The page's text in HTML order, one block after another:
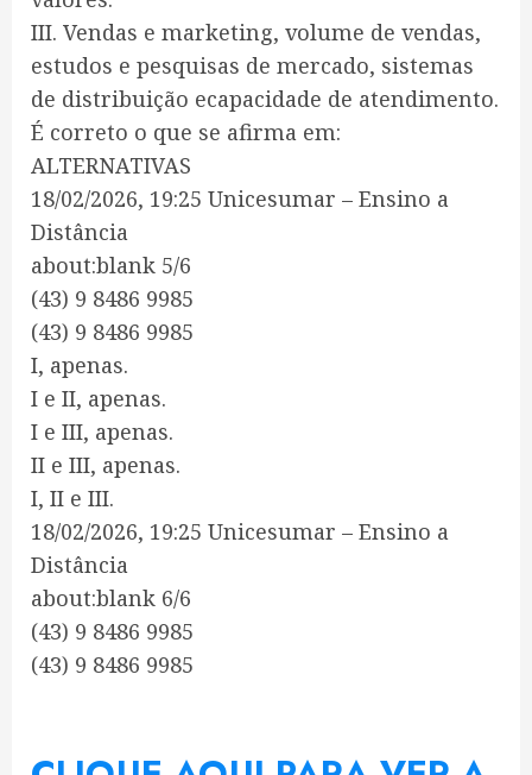
III. Vendas e marketing, volume de vendas,
estudos e pesquisas de mercado, sistemas
de distribuição ecapacidade de atendimento.
É correto o que se afirma em:
ALTERNATIVAS
18/02/2026, 19:25 Unicesumar – Ensino a
Distância
about:blank 5/6
(43) 9 8486 9985
(43) 9 8486 9985
I, apenas.
I e II, apenas.
I e III, apenas.
II e III, apenas.
I, II e III.
18/02/2026, 19:25 Unicesumar – Ensino a
Distância
about:blank 6/6
(43) 9 8486 9985
(43) 9 8486 9985